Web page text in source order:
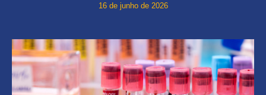
16 de junho de 2026